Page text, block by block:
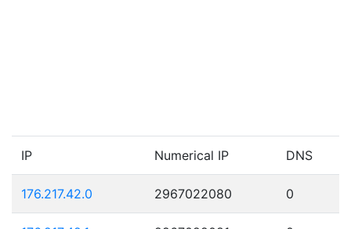
IP Numerical IP DNS
176.217.42.0 2967022080 0